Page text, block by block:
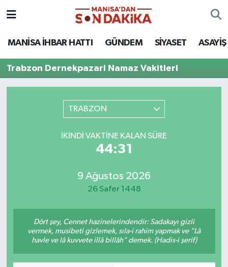
MANİSA İHBAR HATTI GÜNDEM SİYASET ASAYİŞ
Trabzon Dernekpazari Namaz Vakitleri
TRABZON
İKINDI VAKTINE KALAN SÜRE
44:31
9 Ağustos 2026
26 Safer 1448
Dört şey, Cennet hazinelerindendir: Sadakayı gizli
vermek, musibeti gizlemek, sıla-i rahim yapmak ve "Lâ
havle ve lâ kuvvete illâ billâh" demek. (Hadis-i şerif)
ASAYİŞ
GÜNDEM
MAGAZİN
MANİSA'DA TRAFİK
YAŞAM
Hava Durumu
Trafik Durumu
Tüm Manşetler
Son Dakika Haberleri